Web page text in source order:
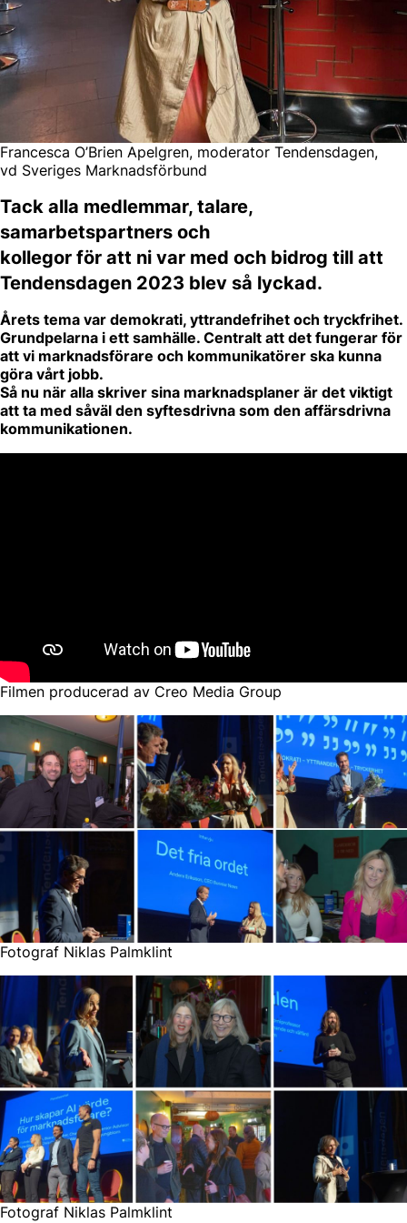
Francesca O’Brien Apelgren, moderator Tendensdagen,
vd Sveriges Marknadsförbund
Tack alla medlemmar, talare,
samarbetspartners och
kollegor för att ni var med och bidrog till att
Tendensdagen 2023 blev så lyckad.
Årets tema var demokrati, yttrandefrihet och tryckfrihet.
Grundpelarna i ett samhälle. Centralt att det fungerar för
att vi marknadsförare och kommunikatörer ska kunna
göra vårt jobb.
Så nu när alla skriver sina marknadsplaner är det viktigt
att ta med såväl den syftesdrivna som den affärsdrivna
kommunikationen.
Filmen producerad av Creo Media Group
Fotograf Niklas Palmklint
Fotograf Niklas Palmklint